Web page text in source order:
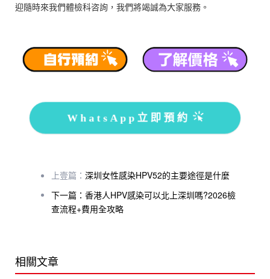
迎隨時來我們體檢科咨詢，我們將竭誠為大家服務。
WhatsApp立即預約
上壹篇： 深圳女性感染HPV52的主要途徑是什麼
下一篇：香港人HPV感染可以北上深圳嗎?2026檢
查流程+費用全攻略
相關文章